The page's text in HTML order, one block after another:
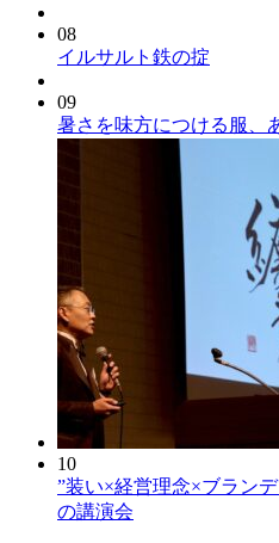
08
イルサルト鉄の掟
09
暑さを味方につける服、
10
”装い×経営理念×ブラン
の講演会